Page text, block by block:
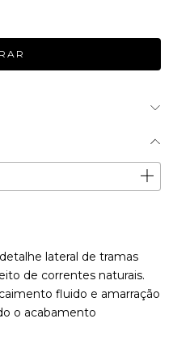
ALTERAR CEP
lateral de tramas
de correntes naturais.
fluido e amarração
o acabamento